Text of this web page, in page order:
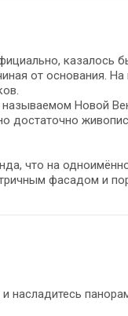
казалось
от основания. На
Новой
достаточно
что на
фасадом и
насладитесь